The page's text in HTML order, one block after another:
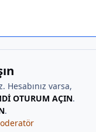
varsa,
OTURUM AÇIN.
.